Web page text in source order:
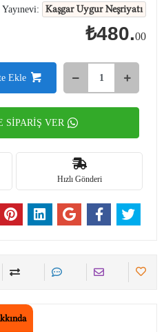
Yayınevi: Kaşgar Uygur Neşriyatı
₺480.00
Ekle
SİPARİŞ VER
Hızlı Gönderi